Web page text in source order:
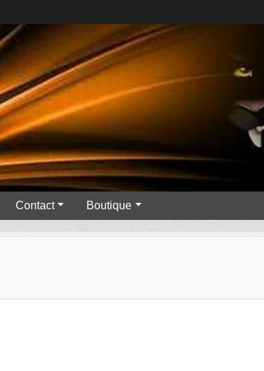
Contact Boutique